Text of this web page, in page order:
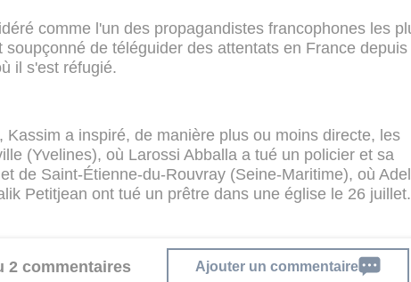
comme l'un des propagandistes francophones les
soupçonné de téléguider des attentats en France depuis
il s'est réfugié.
Kassim a inspiré, de manière plus ou moins directe, les
(Yvelines), où Larossi Abballa a tué un policier et sa
de Saint-Étienne-du-Rouvray (Seine-Maritime), où Adel
Petitjean ont tué un prêtre dans une église le 26 juillet.
2 commentaires Ajouter un commentaire